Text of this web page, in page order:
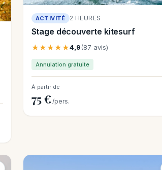
ACTIVITÉ 2 HEURES
Stage découverte kitesurf
★★★★★4,9(87 avis)
Annulation gratuite
À partir de
75 € /pers.